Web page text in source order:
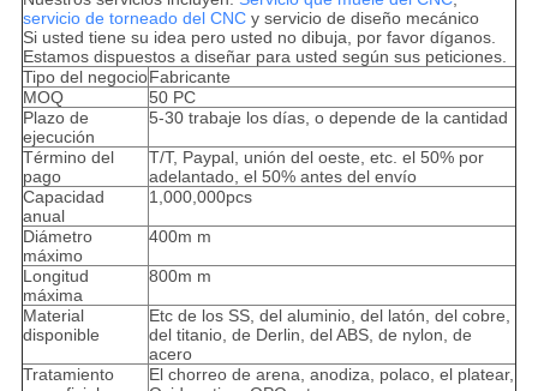
servicio de torneado del CNCy servicio de diseño mecánico
Si usted tiene su idea pero usted no dibuja, por favor díganos.
Estamos dispuestos a diseñar para usted según sus peticiones.
Tipo del negocioFabricante
MOQ
50 PC
Plazo de
ejecución
5-30 trabaje los días, o depende de la cantidad
Término del
pago
T/T, Paypal, unión del oeste, etc. el 50% por
adelantado, el 50% antes del envío
Capacidad
anual
1,000,000pcs
Diámetro
máximo
400m m
Longitud
máxima
800m m
Material
disponible
Etc de los SS, del aluminio, del latón, del cobre,
del titanio, de Derlin, del ABS, de nylon, de
acero
Tratamiento
El chorreo de arena, anodiza, polaco, el platear,